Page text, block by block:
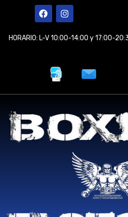
F
a
e
b
I
n
t
a
HORARIO: L-V 10:00-14:00 y 17:00-